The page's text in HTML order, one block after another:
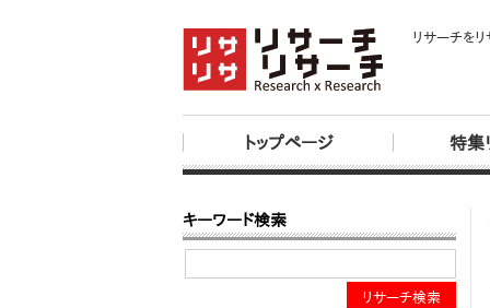
リサーチを
トップページ 特集
キーワード検索
リサーチ検索